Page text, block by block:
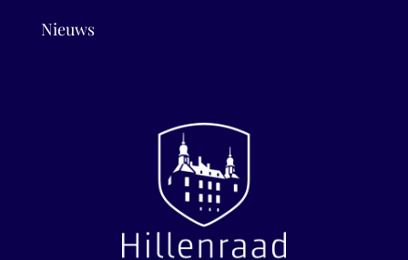
Nieuws